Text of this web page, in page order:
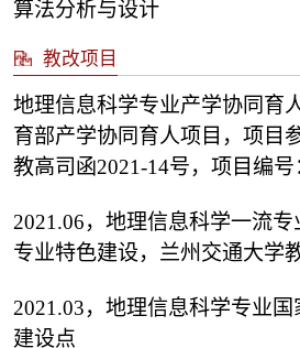
算法分析与设计
教改项目
地理信息科学专业产学协同育
育部产学协同育人项目，项目
教高司函2021-14号，项目编号
2021.06，地理信息科学一流
专业特色建设，兰州交通大学
2021.03，地理信息科学专业
建设点